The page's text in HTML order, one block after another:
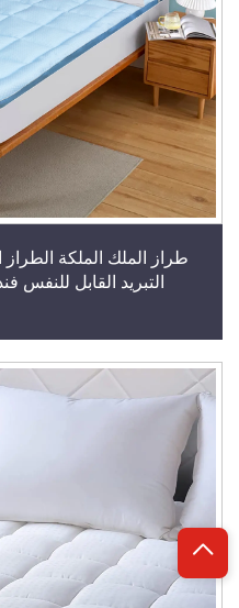
طراز الملك الملكة
التبريد القابل للنفس